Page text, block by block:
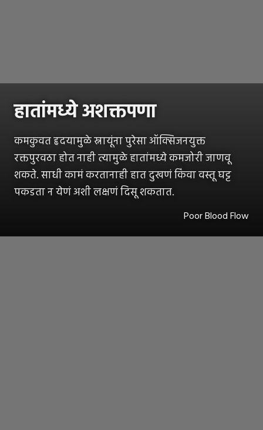
हातांमध्ये अशक्तपणा
कमकुवत हृदयामुळे स्नायूंना पुरेसा ऑक्सिजनयुक्त
रक्तपुरवठा होत नाही त्यामुळे हातांमध्ये कमजोरी जाणवू
शकते. साधी कामं करतानाही हात दुखणं किंवा वस्तू घट्ट
पकडता न येणं अशी लक्षणं दिसू शकतात.
Poor Blood Flow